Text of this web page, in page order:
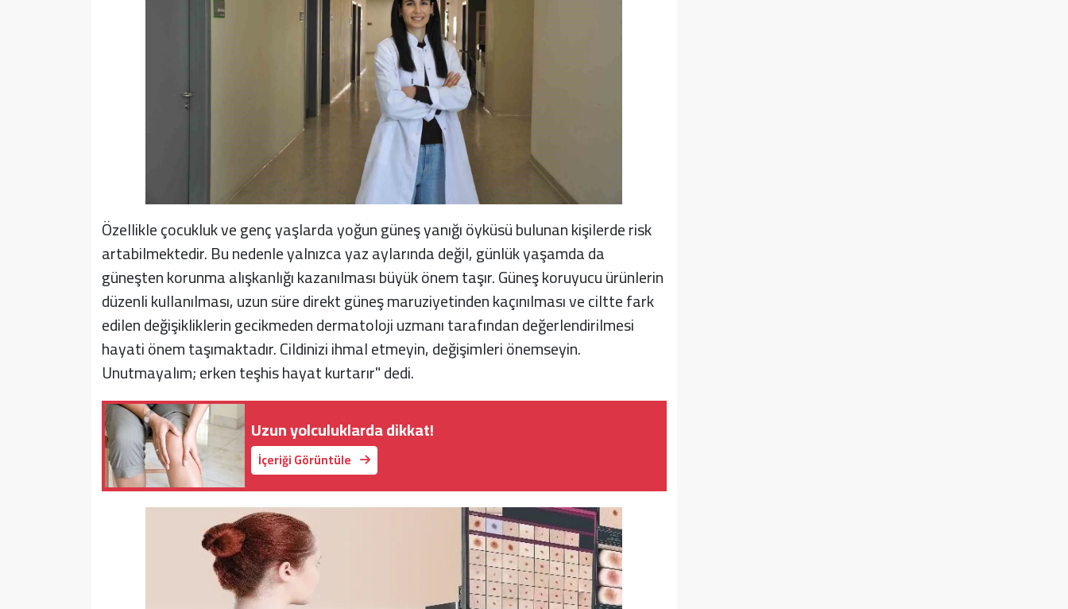
Özellikle çocukluk ve genç yaşlarda yoğun güneş yanığı öyküsü bulunan kişilerde risk
artabilmektedir. Bu nedenle yalnızca yaz aylarında değil, günlük yaşamda da
güneşten korunma alışkanlığı kazanılması büyük önem taşır. Güneş koruyucu ürünlerin
düzenli kullanılması, uzun süre direkt güneş maruziyetinden kaçınılması ve ciltte fark
edilen değişikliklerin gecikmeden dermatoloji uzmanı tarafından değerlendirilmesi
hayati önem taşımaktadır. Cildinizi ihmal etmeyin, değişimleri önemseyin.
Unutmayalım; erken teşhis hayat kurtarır" dedi.
Uzun yolculuklarda dikkat!
İçeriği Görüntüle